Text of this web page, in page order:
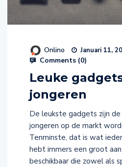
Onlino Januari 11,
Comments (0)
Leuke
jongeren
De leukste gadgets zijn
jongeren op de markt
Tenminste, dat is wat
hebt immers een groot
beschikbaar die zowel als